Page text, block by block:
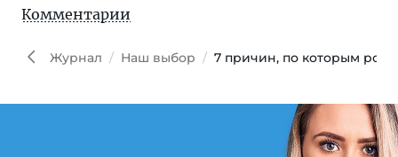
Комментарии
Журнал Наш выбор 7 причин, по которым